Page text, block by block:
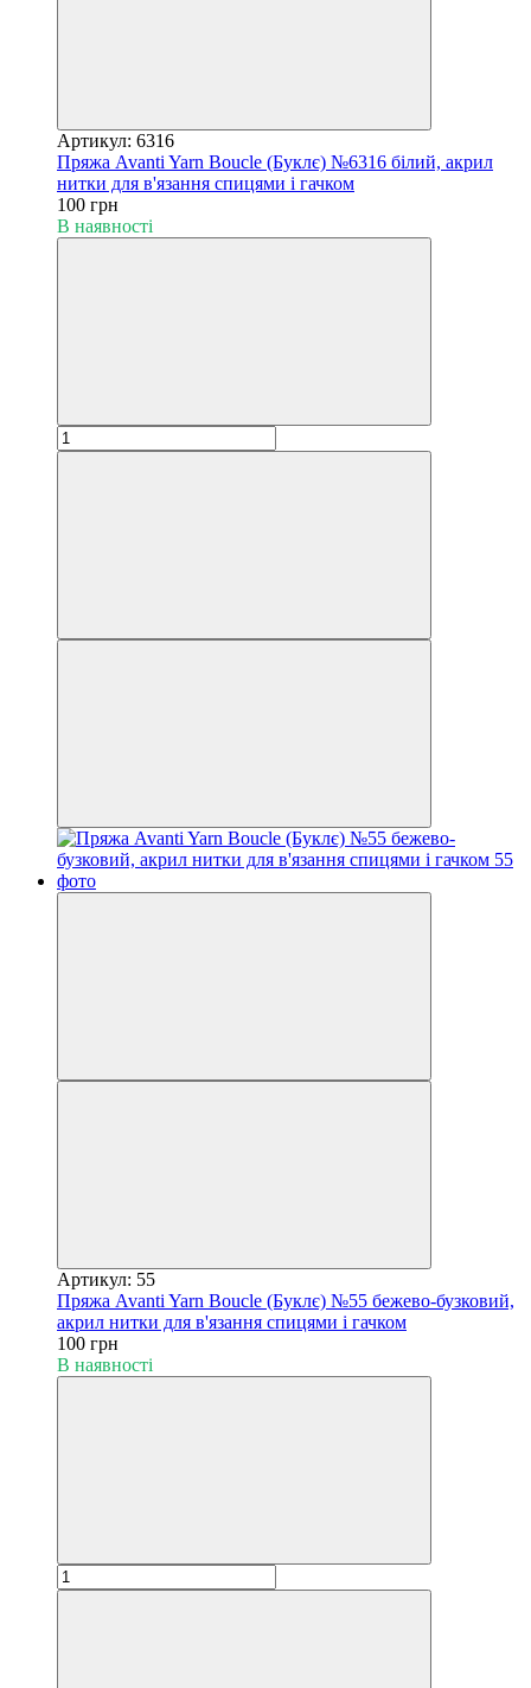
Артикул: 6316
Пряжа Avanti Yarn Boucle (Буклє) №6316 білий, акрил
нитки для в'язання спицями і гачком
100 грн
В наявності
Артикул: 55
Пряжа Avanti Yarn Boucle (Буклє) №55 бежево-бузковий,
акрил нитки для в'язання спицями і гачком
100 грн
В наявності